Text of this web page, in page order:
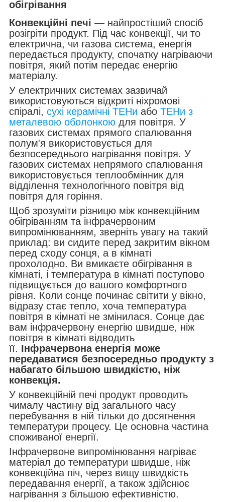
обігрівання
Конвекційні печі — найпростіший спосіб
розігріти продукт. Під час конвекції, чи то
електрична, чи газова система, енергія
передається продукту, спочатку нагріваючи
повітря, який потім передає енергію
матеріалу.
У електричних системах зазвичай
використовуються відкриті ніхромові
спіралі, сухі керамічні ТЕНи або ТЕНи з
металевою оболонкою для повітря. У
газових системах прямого спалювання
полум'я використовується для
безпосереднього нагрівання повітря. У
газових системах непрямого спалювання
використовується теплообмінник для
відділення технологічного повітря від
повітря для горіння.
Щоб зрозуміти різницю між конвекційним
обігріванням та інфрачервоним
випромінюванням, зверніть увагу на такий
приклад: ви сидите перед закритим вікном
перед сходу сонця, а в кімнаті
прохолодно. Ви вмикаєте обігрівання в
кімнаті, і температура в кімнаті поступово
підвищується до вашого комфортного
рівня. Коли сонце починає світити у вікно,
відразу стає тепло, хоча температура
повітря в кімнаті не змінилася. Сонце дає
вам інфрачервону енергію швидше, ніж
повітря в кімнаті відводить
її. Інфрачервона енергія може
передаватися безпосередньо продукту з
набагато більшою швидкістю, ніж
конвекція.
У конвекційній печі продукт проводить
чималу частину від загального часу
перебування в ній тільки до досягнення
температури процесу. Це основна частина
споживаної енергії.
Інфрачервоне випромінювання нагріває
матеріал до температури швидше, ніж
конвекційна піч, через вищу швидкість
передавання енергії, а також здійснює
нагрівання з більшою ефективністю.